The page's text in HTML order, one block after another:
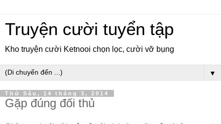
Truyện cười tuyển tập
Kho truyện cười Ketnooi chọn lọc, cười vỡ bụng
▼
Thứ Sáu, 14 tháng 3, 2014
Gặp đúng đối thủ